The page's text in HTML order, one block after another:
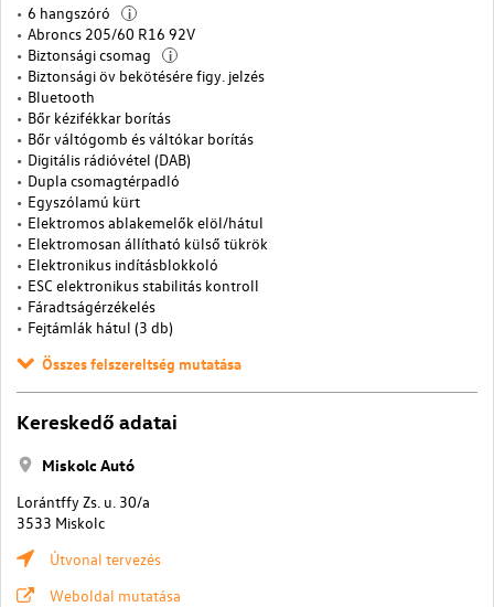
6 hangszóró i
Abroncs 205/60 R16 92V
Biztonsági csomag
i
Biztonsági öv bekötésére figy. jelzés
Bluetooth
Bőr kézifékkar borítás
Bőr váltógomb és váltókar borítás
Digitális rádióvétel (DAB)
Dupla csomagtérpadló
Egyszólamú kürt
Elektromos ablakemelők elöl/hátul
Elektromosan állítható külső tükrök
Elektronikus indításblokkoló
ESC elektronikus stabilitás kontroll
Fáradtságérzékelés
Fejtámlák hátul (3 db)
Összes felszereltség mutatása
Kereskedő adatai
Miskolc Autó
Lorántffy Zs. u. 30/a
3533 Miskolc
Útvonal tervezés
Weboldal mutatása